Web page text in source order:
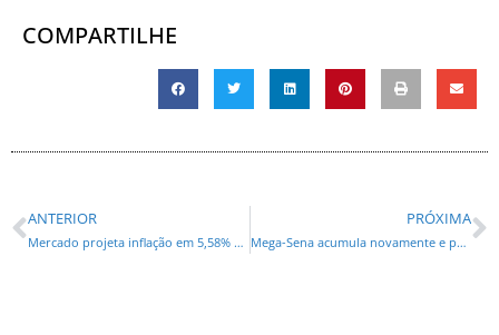
COMPARTILHE
ANTERIOR
Mercado projeta inflação em 5,58% para 2025; PIB fica em 2,03%
PRÓXIMA
Mega-Sena acumula novamente e prêmio está estimado em R$ 47 milhões